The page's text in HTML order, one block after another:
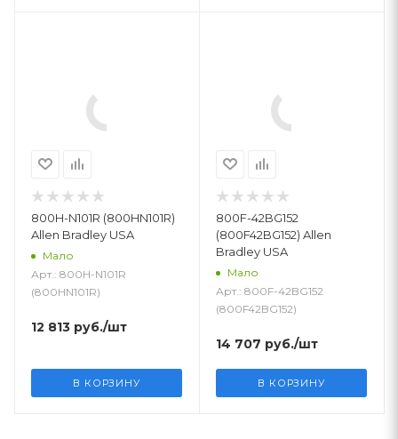
800H-N101R (800HN101R)
Allen Bradley USA
Мало
Арт.: 800H-N101R
(800HN101R)
12 813 руб./шт
В КОРЗИНУ
800F-42BG152
(800F42BG152) Allen
Bradley USA
Мало
Арт.: 800F-42BG152
(800F42BG152)
14 707 руб./шт
В КОРЗИНУ